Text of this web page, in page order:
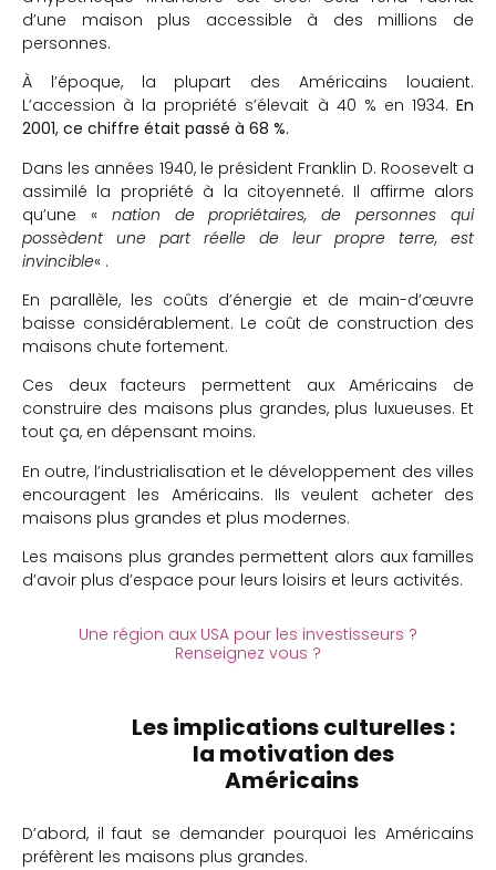
d’une maison plus accessible à des millions de
personnes.
À l’époque, la plupart des Américains louaient.
L’accession à la propriété s’élevait à 40 % en 1934. En
2001, ce chiffre était passé à 68 %.
Dans les années 1940, le président Franklin D. Roosevelt a
assimilé la propriété à la citoyenneté. Il affirme alors
qu’une « nation de propriétaires, de personnes qui
possèdent une part réelle de leur propre terre, est
invincible« .
En parallèle, les coûts d’énergie et de main-d’œuvre
baisse considérablement. Le coût de construction des
maisons chute fortement.
Ces deux facteurs permettent aux Américains de
construire des maisons plus grandes, plus luxueuses. Et
tout ça, en dépensant moins.
En outre, l’industrialisation et le développement des villes
encouragent les Américains. Ils veulent acheter des
maisons plus grandes et plus modernes.
Les maisons plus grandes permettent alors aux familles
d’avoir plus d’espace pour leurs loisirs et leurs activités.
Une région aux USA pour les investisseurs ?
Renseignez vous ?
Les implications culturelles :
la motivation des
Américains
D’abord, il faut se demander pourquoi les Américains
préfèrent les maisons plus grandes.